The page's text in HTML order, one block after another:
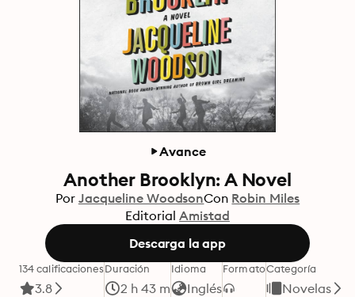
Avance
Another Brooklyn: A Novel
Por Jacqueline WoodsonCon Robin Miles
Editorial Amistad
Descarga la app
134 calificaciones
3.8
Duración
2 h 43 m
Idioma
Inglés
FormatoCategoría
Novelas